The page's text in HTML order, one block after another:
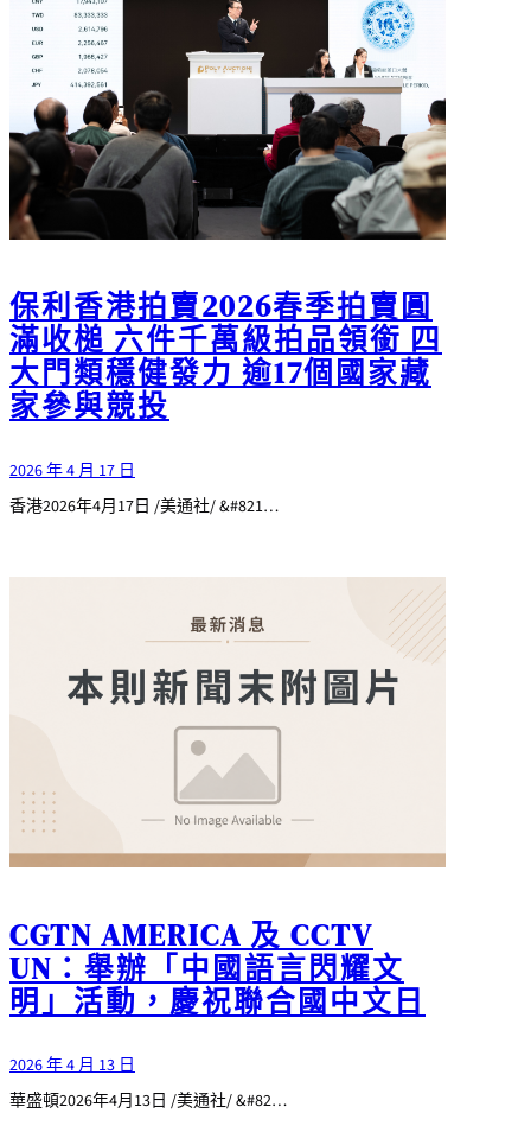
保利香港拍賣2026春季拍賣圓
滿收槌 六件千萬級拍品領銜 四
大門類穩健發力 逾17個國家藏
家參與競投
2026 年 4 月 17 日
香港2026年4月17日 /美通社/ &#821…
CGTN AMERICA 及 CCTV
UN：舉辦「中國語言閃耀文
明」活動，慶祝聯合國中文日
2026 年 4 月 13 日
華盛頓2026年4月13日 /美通社/ &#82…